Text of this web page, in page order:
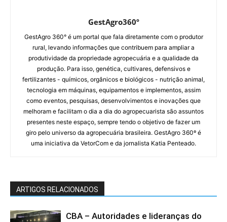
GestAgro360º
GestAgro 360° é um portal que fala diretamente com o produtor
rural, levando informações que contribuem para ampliar a
produtividade da propriedade agropecuária e a qualidade da
produção. Para isso, genética, cultivares, defensivos e
fertilizantes - químicos, orgânicos e biológicos - nutrição animal,
tecnologia em máquinas, equipamentos e implementos, assim
como eventos, pesquisas, desenvolvimentos e inovações que
melhoram e facilitam o dia a dia do agropecuarista são assuntos
presentes neste espaço, sempre tendo o objetivo de fazer um
giro pelo universo da agropecuária brasileira. GestAgro 360º é
uma iniciativa da VetorCom e da jornalista Katia Penteado.
ARTIGOS RELACIONADOS
CBA – Autoridades e lideranças do